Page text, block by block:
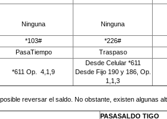
Ninguna Ninguna
*103#
*226#
PasaTiempo Traspaso
*611 Op. 4,1,9
Desde Celular *611
Desde Fijo 190 y 186, Op.
1,1,3
reversar el saldo. No obstante, existen algunas
PASASALDO TIGO